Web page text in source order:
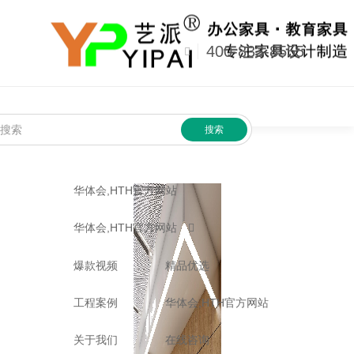
400-833-8555
676721513@qq.com
搜索
华体会,HTH官方网站
华体会,HTH官方网站
爆款视频 精品优选
工程案例 华体会,HTH官方网站
关于我们 在线咨询